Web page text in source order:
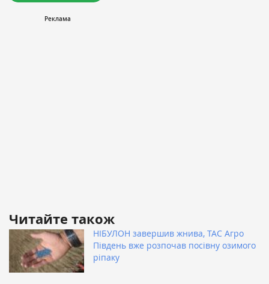
Читайте також
НІБУЛОН завершив жнива, ТАС Агро
Південь вже розпочав посівну озимого
ріпаку